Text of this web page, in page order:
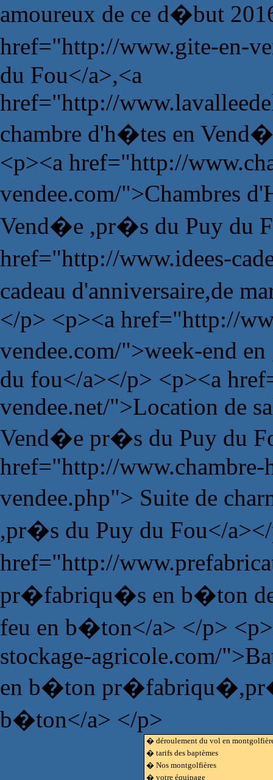
amoureux de ce d�but
href="http://www.gite-en-
du Fou</a>,<a
href="http://
chambre d'h�tes en
<p><a href="http://
vendee.com/">Chambres
Vend�e ,pr�s du Puy du
href="http://www.idees-
cadeau d'anniversaire,de
</p> <p><a href="http://
vendee.com/">week-end
du fou</a></p> <p><a
vendee.net/">Location de
Vend�e pr�s du Puy du
href="http://www.chambre-
vendee.php"> Suite de
,pr�s du Puy du Fou</
href="http://
pr�fabriqu�s en b�ton de
feu en b�ton</a> </p>
stockage-agricole.com/
en b�ton
b�ton</a> </p>
� déroulement du vol en
� tarifs des baptèmes
� Nos montgolfières
� votre équipage